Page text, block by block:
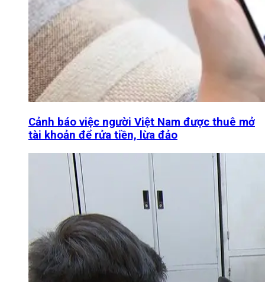
Cảnh báo việc người Việt Nam được thuê mở
tài khoản để rửa tiền, lừa đảo